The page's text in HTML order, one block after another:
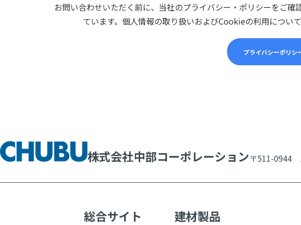
お問い合わせいただく前に、当社のプライバシー・ポリシーをご
ています。個人情報の取り扱いおよびCookieの利用につい
プライバシーポリシ
株式会社中部コーポレーション〒511-0944
総合サイト 建材製品